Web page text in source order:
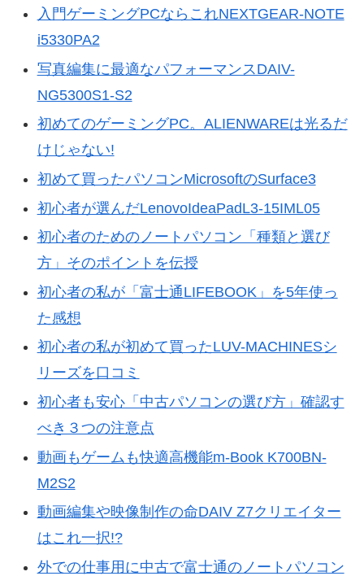
入門ゲーミングPCならこれNEXTGEAR-NOTE
i5330PA2
写真編集に最適なパフォーマンスDAIV-
NG5300S1-S2
初めてのゲーミングPC。ALIENWAREは光るだ
けじゃない!
初めて買ったパソコンMicrosoftのSurface3
初心者が選んだLenovoIdeaPadL3-15IML05
初心者のためのノートパソコン「種類と選び
方」そのポイントを伝授
初心者の私が「富士通LIFEBOOK」を5年使っ
た感想
初心者の私が初めて買ったLUV-MACHINESシ
リーズを口コミ
初心者も安心「中古パソコンの選び方」確認す
べき３つの注意点
動画もゲームも快適高機能m-Book K700BN-
M2S2
動画編集や映像制作の命DAIV Z7クリエイター
はこれ一択!?
外での仕事用に中古で富士通のノートパソコン